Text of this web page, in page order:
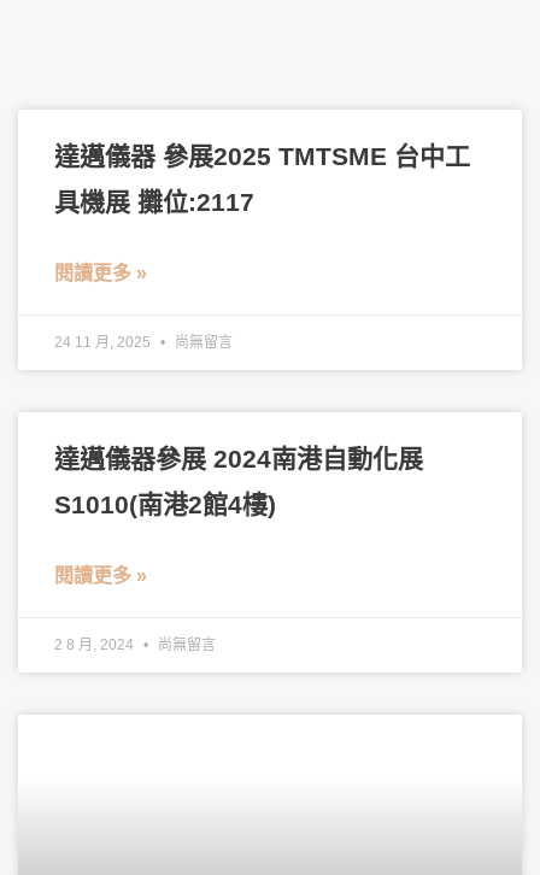
達邁儀器 參展2025 TMTSME 台中工
具機展 攤位:2117
閱讀更多 »
24 11 月, 2025 尚無留言
達邁儀器參展 2024南港自動化展
S1010(南港2館4樓)
閱讀更多 »
2 8 月, 2024 尚無留言